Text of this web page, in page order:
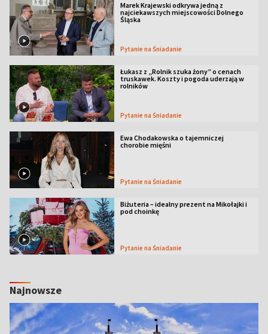
Marek Krajewski odkrywa jedną z
najciekawszych miejscowości Dolnego
Śląska
Pytanie na Śniadanie
Łukasz z „Rolnik szuka żony” o cenach
truskawek. Koszty i pogoda uderzają w
rolników
Pytanie na Śniadanie
Ewa Chodakowska o tajemniczej
chorobie mięśni
Pytanie na Śniadanie
Biżuteria – idealny prezent na Mikołajki i
pod choinkę
Pytanie na Śniadanie
Najnowsze